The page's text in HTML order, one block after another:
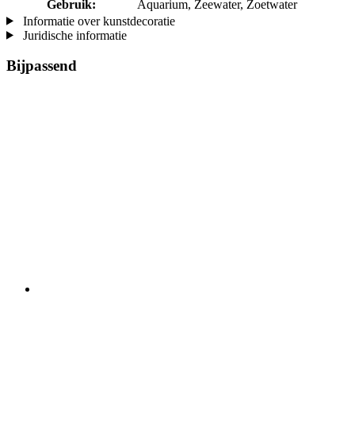
Gebruik:
Aquarium, Zeewater, Zoetwater
Informatie over kunstdecoratie
Juridische informatie
Bijpassend